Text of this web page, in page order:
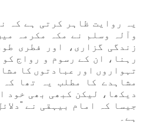
یہ روایت ظاہر کرتی ہے کہ
وآلہ وسلم نے مکہ مکرمہ
زندگی گزاری، اور فطری
رہنا، ان کے رسوم و رواج
تہواروں اور عبادتوں کا
مشاہدے کا مطلب یہ تھا
دیکھا، لیکن کبھی بھی خود
جیسا کہ امام بیہقی نے
ہے۔